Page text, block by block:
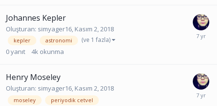
Johannes Kepler
Oluşturan: simyager16, Kasım 2, 2018
kepler astronomi (ve 1 fazla)
0yanıt 4k okunma
Henry Moseley
Oluşturan: simyager16, Kasım 2, 2018
moseley periyodik cetvel